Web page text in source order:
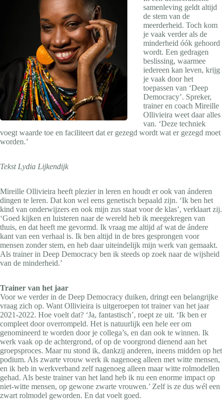
samenleving geldt altijd
de stem van de
meerderheid. Toch kom
je vaak verder als de
minderheid óók gehoord
wordt. Een gedragen
beslissing, waarmee
iedereen kan leven, krijg
je vaak door het
toepassen van ‘Deep
Democracy’. Spreker,
trainer en coach Mireille
Ollivieira weet daar alles
van. ‘Deze techniek
voegt waarde toe en faciliteert dat er gezegd wordt wat er gezegd moet
worden.’
Tekst Lydia Lijkendijk
Mireille Ollivieira heeft plezier in leren en houdt er ook van ánderen
dingen te leren. Dat kon wel eens genetisch bepaald zijn. ‘Ik ben het
kind van onderwijzers en ook mijn zus staat voor de klas’, verklaart zij.
‘Goed kijken en luisteren naar de wereld heb ik meegekregen van
thuis, en dat heeft me gevormd. Ik vraag me altijd af wat de ándere
kant van een verhaal is. Ik ben altijd in de bres gesprongen voor
mensen zonder stem, en heb daar uiteindelijk mijn werk van gemaakt.
Als trainer in Deep Democracy ben ik steeds op zoek naar de wijsheid
van de minderheid.’
Trainer van het jaar
Voor we verder in de Deep Democracy duiken, dringt een belangrijke
vraag zich op. Want Ollivieira is uitgeroepen tot trainer van het jaar
2021-2022. Hoe voelt dat? ‘Ja, fantastisch’, roept ze uit. ‘Ik ben er
compleet door overrompeld. Het is natuurlijk een hele eer om
genomineerd te worden door je collega’s, en dan ook te winnen. Ik
werk vaak op de achtergrond, of op de voorgrond dienend aan het
groepsproces. Maar nu stond ik, dankzij anderen, ineens midden op het
podium. Als zwarte vrouw werk ik nagenoeg alleen met witte mensen,
en ik heb in werkverband zelf nagenoeg alleen maar witte rolmodellen
gehad. Als beste trainer van het land heb ik nu een enorme impact op
niet-witte mensen, op gewone zwarte vrouwen.’ Zelf is ze dus wél een
zwart rolmodel geworden. En dat voelt goed.